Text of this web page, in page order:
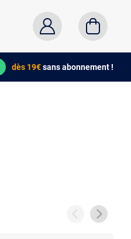
dès 19€sans abonnement !